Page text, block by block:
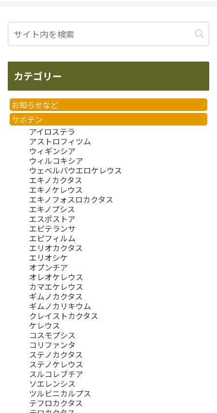
カテゴリー
お知らせなど
サボテン
アイロステラ
アストロフィツム
ウィギンシア
ウィルコキシア
ウェベルバウエロケレウス
エキノカクタス
エキノケレウス
エキノフォスロカクタス
エキノプシス
エスポストア
エピテランサ
エピフィルム
エリオカクタス
エリオシケ
オプンチア
オレオケレウス
カマエケレウス
ギムノカクタス
ギムノカリキウム
クレイストカクタス
ケレウス
コスモプシス
コリファンタ
ステノカクタス
ステノケレウス
スルコレブチア
ソエレンシス
ツルビニカルプス
テフロカクタス